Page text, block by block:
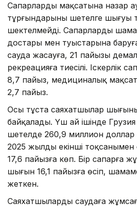
Сапарлардың мақсатына назар
тұрғындарының шетелге шығуы
шектелмейді. Сапарлардың
достары мен туыстарына
сауда жасауға, 21 пайызы
рекреацияға тиесілі. Іскерлік
8,7 пайыз, медициналық
2,7 пайыз.
Осы тұста саяхатшылар
байқалады. Үш ай ішінде
шетелде 260,9 миллион доллар
2025 жылдың екінші
17,6 пайызға көп. Бір сапарға
шығын 16,1 пайызға өсіп,
жеткен.
Саяхатшылардың саудаға